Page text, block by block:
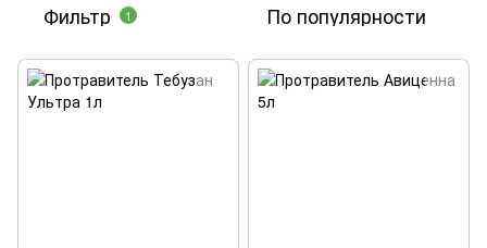
Фильтр 1 По популярности